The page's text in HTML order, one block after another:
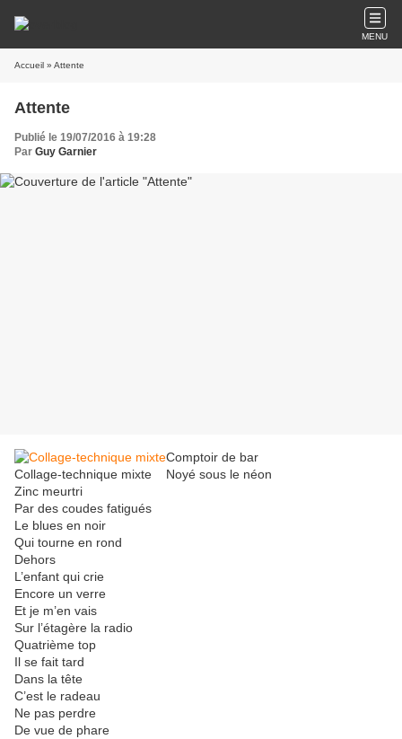
MENU
Accueil » Attente
Attente
Publié le 19/07/2016 à 19:28
Par Guy Garnier
Collage-technique mixte
Comptoir de bar
Noyé sous le néon
Zinc meurtri
Par des coudes fatigués
Le blues en noir
Qui tourne en rond
Dehors
L’enfant qui crie
Encore un verre
Et je m’en vais
Sur l’étagère la radio
Quatrième top
Il se fait tard
Dans la tête
C’est le radeau
Ne pas perdre
De vue de phare